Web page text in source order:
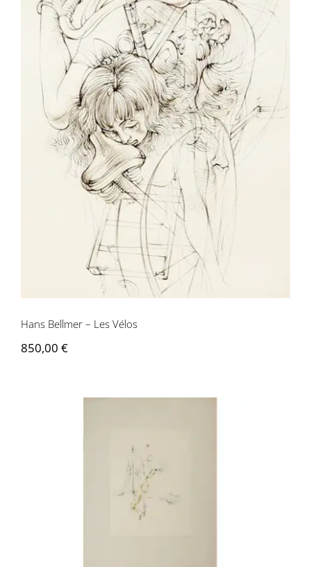
Hans Bellmer – Les Vélos
Hans Bellmer – Les Vélos
850,00 €
Hans Bellmer – Œillade ciselée 1